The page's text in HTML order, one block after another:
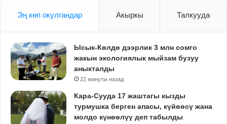
Эң көп окулгандар Акыркы Талкууда
Ысык-Көлдө дээрлик 3 млн сомго
жакын экологиялык мыйзам бузуу
аныкталды
22 минуты назад
Кара-Сууда 17 жаштагы кызды
турмушка берген апасы, күйөөсү жана
молдо күнөөлүү деп табылды